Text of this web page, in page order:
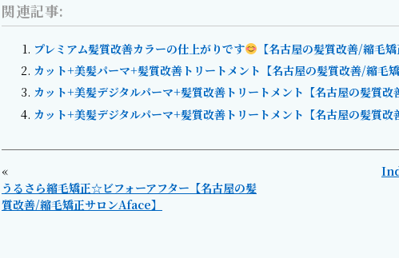
関連記事:
プレミアム髪質改善カラーの仕上がりです
【名古屋の髪質改善/縮毛
カット+美髪パーマ+髪質改善トリートメント【名古屋の髪質改善/縮毛
カット+美髪デジタルパーマ+髪質改善トリートメント【名古屋の髪質
カット+美髪デジタルパーマ+髪質改善トリートメント【名古屋の髪質
«
うるさら縮毛矯正☆ビフォーアフター【名古屋の髪
質改善/縮毛矯正サロンAface】